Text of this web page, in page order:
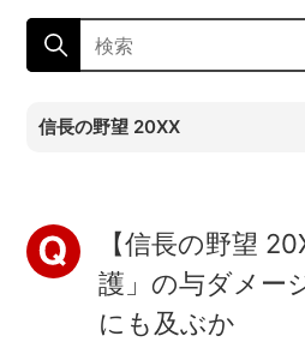
信長の野望 20XX
【信長の野望
護」の与ダメー
にも及ぶか